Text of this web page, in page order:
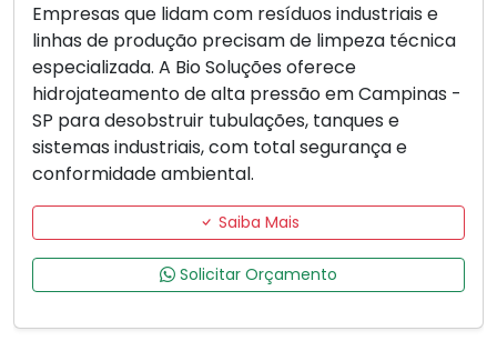
Empresas que lidam com resíduos industriais e
linhas de produção precisam de limpeza técnica
especializada. A Bio Soluções oferece
hidrojateamento de alta pressão em Campinas -
SP para desobstruir tubulações, tanques e
sistemas industriais, com total segurança e
conformidade ambiental.
Saiba Mais
Solicitar Orçamento